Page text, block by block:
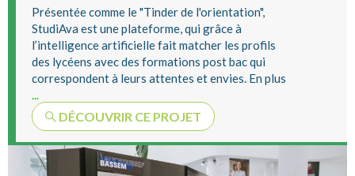
Présentée comme le "Tinder de l'orientation",
StudiAva est une plateforme, qui grâce à
l’intelligence artificielle fait matcher les profils
des lycéens avec des formations post bac qui
correspondent à leurs attentes et envies. En plus
...
DÉCOUVRIR CE PROJET